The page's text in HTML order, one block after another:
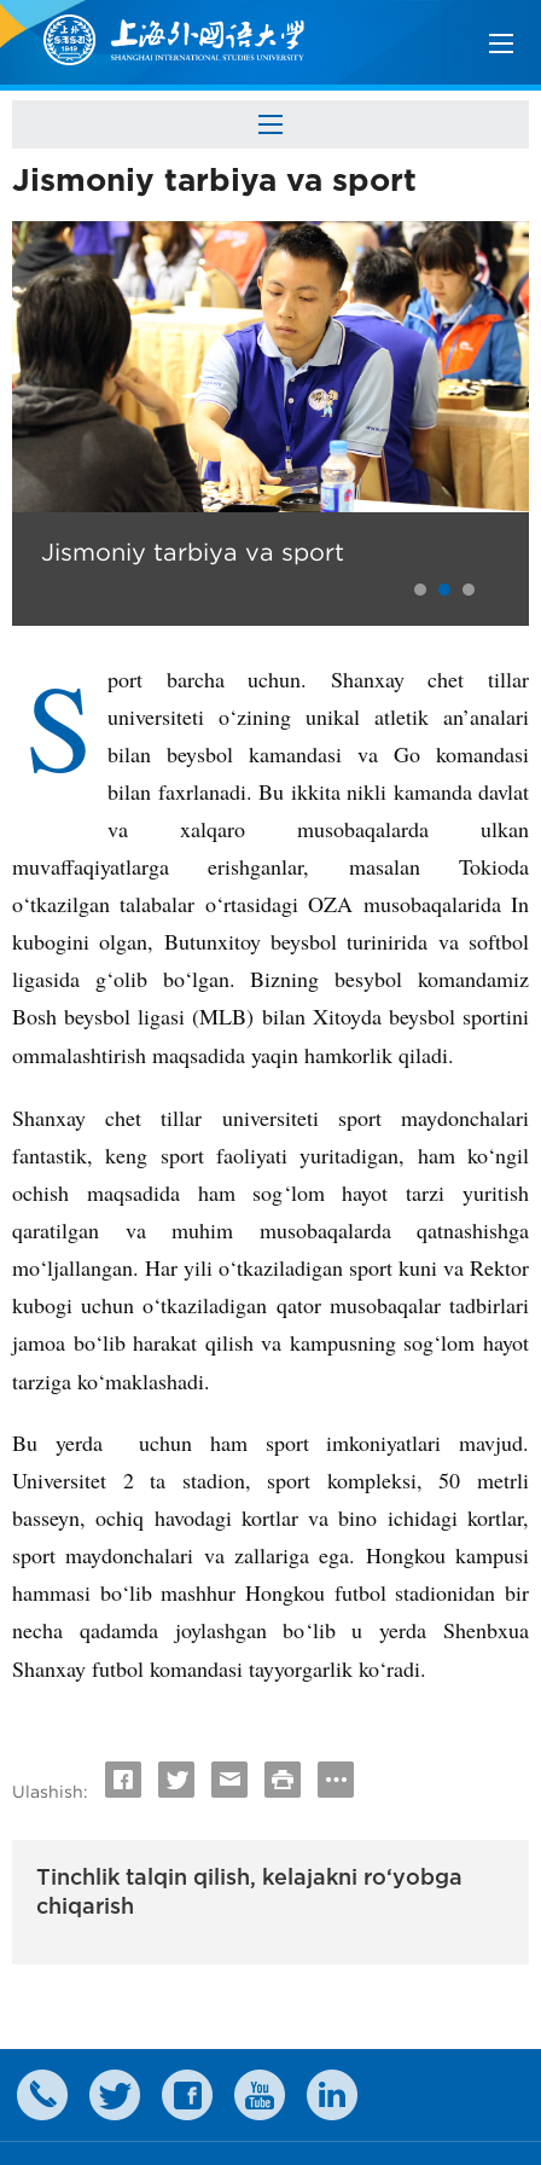
Jismoniy tarbiya va sport
Jismoniy tarbiya va sport
S
port barcha uchun. Shanxay chet tillar
universiteti o‘zining unikal atletik an’analari
bilan beysbol kamandasi va Go komandasi
bilan faxrlanadi. Bu ikkita nikli kamanda davlat
va xalqaro musobaqalarda ulkan
muvaffaqiyatlarga erishganlar, masalan Tokioda
o‘tkazilgan talabalar o‘rtasidagi OZA musobaqalarida In
kubogini olgan, Butunxitoy beysbol turinirida va softbol
ligasida g‘olib bo‘lgan. Bizning besybol komandamiz
Bosh beysbol ligasi (MLB) bilan Xitoyda beysbol sportini
ommalashtirish maqsadida yaqin hamkorlik qiladi.
Shanxay chet tillar universiteti sport maydonchalari
fantastik, keng sport faoliyati yuritadigan, ham ko‘ngil
ochish maqsadida ham sog‘lom hayot tarzi yuritish
qaratilgan va muhim musobaqalarda qatnashishga
mo‘ljallangan. Har yili o‘tkaziladigan sport kuni va Rektor
kubogi uchun o‘tkaziladigan qator musobaqalar tadbirlari
jamoa bo‘lib harakat qilish va kampusning sog‘lom hayot
tarziga ko‘maklashadi.
Bu yerda uchun ham sport imkoniyatlari mavjud.
Universitet 2 ta stadion, sport kompleksi, 50 metrli
basseyn, ochiq havodagi kortlar va bino ichidagi kortlar,
sport maydonchalari va zallariga ega. Hongkou kampusi
hammasi bo‘lib mashhur Hongkou futbol stadionidan bir
necha qadamda joylashgan bo‘lib u yerda Shenbxua
Shanxay futbol komandasi tayyorgarlik ko‘radi.
Ulashish:
Tinchlik talqin qilish, kelajakni ro‘yobga
chiqarish